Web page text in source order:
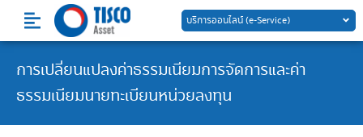
content
บริการออนไลน์ (e-Service)
การเปลี่ยนแปลงค่าธรรมเนียมการจัดการและค่า
ธรรมเนียมนายทะเบียนหน่วยลงทุน